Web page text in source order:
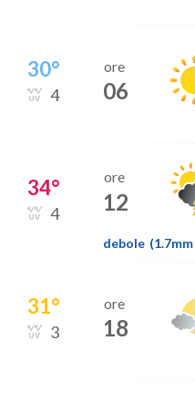
30°
4
ore
06
34°
4
ore
12
debole (1.7mm
31°
3
ore
18